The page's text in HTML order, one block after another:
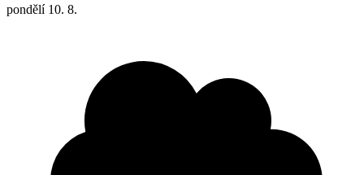
pondělí 10. 8.